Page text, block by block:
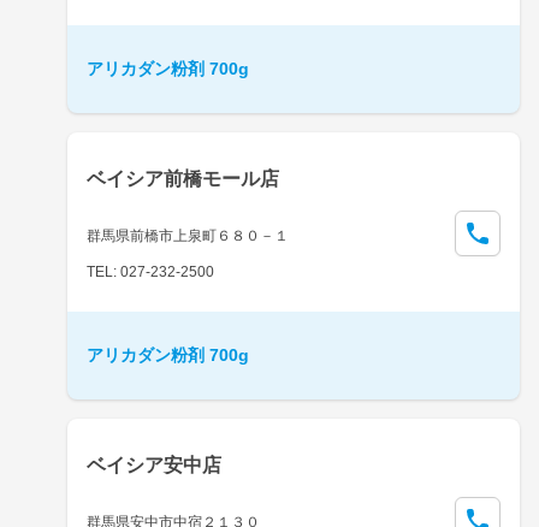
アリカダン粉剤 700g
ベイシア前橋モール店
群馬県前橋市上泉町６８０－１
TEL: 027-232-2500
アリカダン粉剤 700g
ベイシア安中店
群馬県安中市中宿２１３０